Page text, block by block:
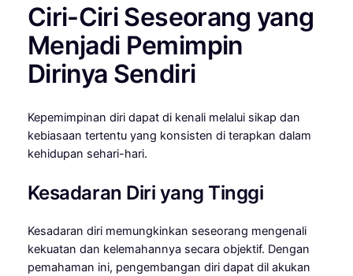
Ciri-Ciri Seseorang yang
Menjadi Pemimpin
Dirinya Sendiri
Kepemimpinan diri dapat di kenali melalui sikap dan
kebiasaan tertentu yang konsisten di terapkan dalam
kehidupan sehari-hari.
Kesadaran Diri yang Tinggi
Kesadaran diri memungkinkan seseorang mengenali
kekuatan dan kelemahannya secara objektif. Dengan
pemahaman ini, pengembangan diri dapat dil akukan